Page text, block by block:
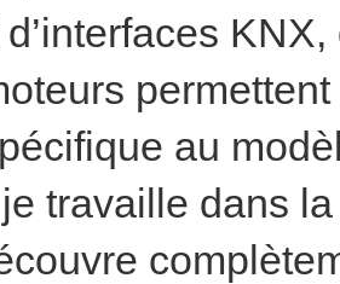
au
travaille dans